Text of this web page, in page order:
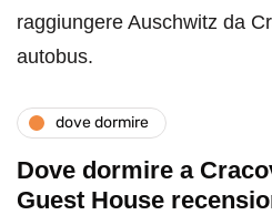
raggiungere Auschwitz da
autobus.
dove dormire
Dove dormire a
Guest House